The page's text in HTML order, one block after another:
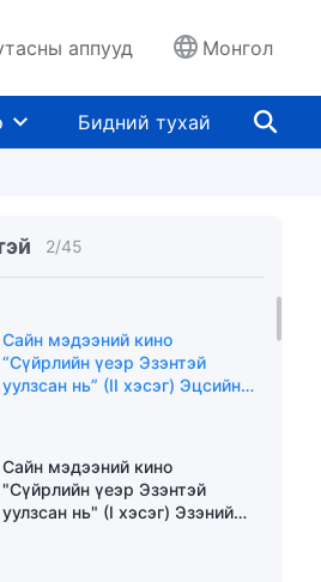
аппууд Монгол
Бидний тухай
2/45
“Судалгаа”: Гамшгийн дунд
Эзэний эргэн ирэлтийг угтан
авсан жинхэнэ гэрчлэл
Сайн мэдээний кино
“Сүйрлийн үеэр Эзэнтэй
уулзсан нь” (II хэсэг) Эцсийн
Сайн мэдээний кино
"Сүйрлийн үеэр Эзэнтэй
уулзсан нь" (I хэсэг) Эзэний